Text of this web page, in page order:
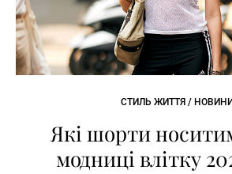
СТИЛЬ ЖИТТЯ / НОВИНИ
Які шорти
модниці влітку